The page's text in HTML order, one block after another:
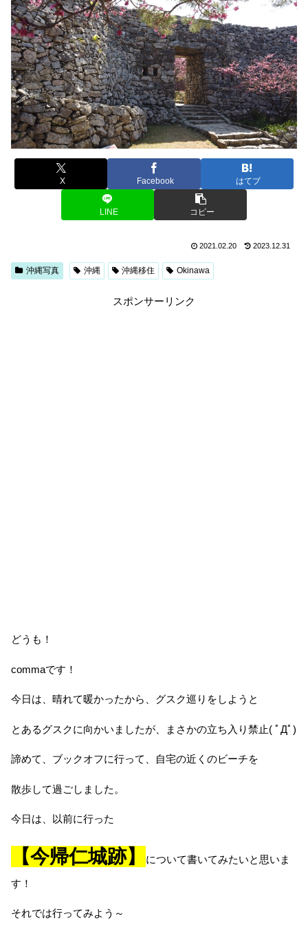
X Facebook はてブ
LINE コピー
2021.02.20 2023.12.31
沖縄写真 沖縄 沖縄移住 Okinawa
スポンサーリンク
どうも！
commaです！
今日は、晴れて暖かったから、グスク巡りをしようと
とあるグスクに向かいましたが、まさかの立ち入り禁止( ﾟДﾟ)
諦めて、ブックオフに行って、自宅の近くのビーチを
散歩して過ごしました。
今日は、以前に行った
【今帰仁城跡】 について書いてみたいと思いま
す！
それでは行ってみよう～